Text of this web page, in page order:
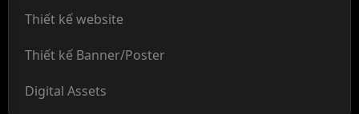
Thiết kế website
Thiết kế Banner/Poster
Digital Assets